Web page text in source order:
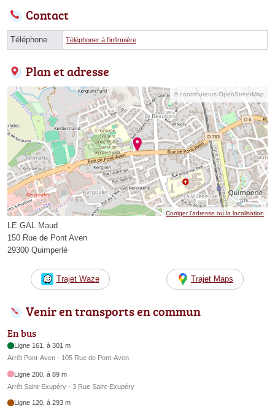
Contact
Téléphone Téléphoner à l'infirmière
Plan et adresse
© contributeurs OpenStreetMap
Corriger l’adresse ou la localisation
LE GAL Maud
150 Rue de Pont Aven
29300 Quimperlé
Trajet Waze Trajet Maps
Venir en transports en commun
En bus
Ligne 161, à 301 m
Arrêt Pont-Aven - 105 Rue de Pont-Aven
Ligne 200, à 89 m
Arrêt Saint-Exupéry - 3 Rue Saint-Exupéry
Ligne 120, à 293 m